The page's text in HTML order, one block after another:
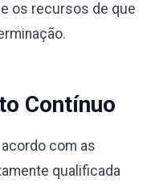
os recursos de que
Contínuo
com as
qualificada